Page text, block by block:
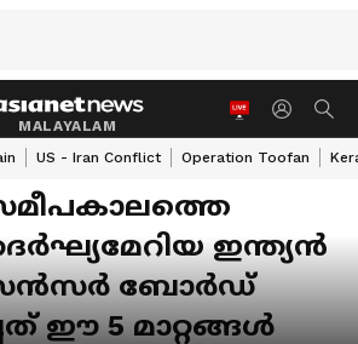
MALAYALAM
US - Iran Conflict Operation Toofan
ഇന്ത്യന്‍
ബോര്‍ഡ്
ഈ 5 മാറ്റങ്ങള്‍